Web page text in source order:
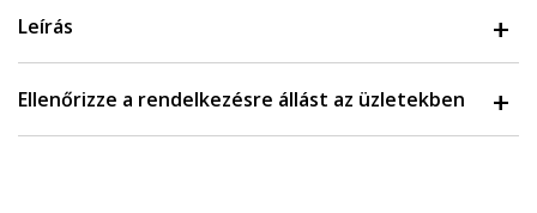
Leírás
Ellenőrizze a rendelkezésre állást az üzletekben